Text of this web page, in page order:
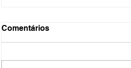
Feliz 2026
Comentários